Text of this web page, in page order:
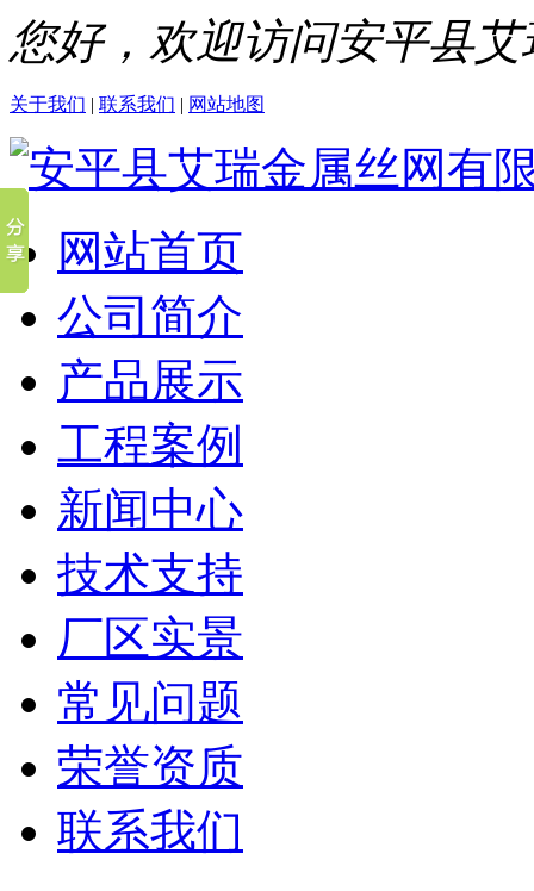
您好，欢迎访问安平县
关于我们 | 联系我们 | 网站地图
网站首页
公司简介
产品展示
工程案例
新闻中心
技术支持
厂区实景
常见问题
荣誉资质
联系我们